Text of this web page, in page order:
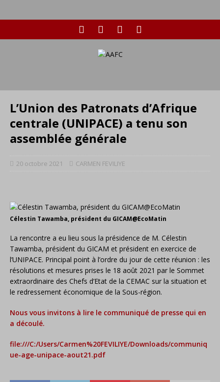
L’Union des Patronats d’Afrique
centrale (UNIPACE) a tenu son
assemblée générale
20 octobre 2021 CARMEN FEVILIYE
Célestin Tawamba, président du GICAM@EcoMatin
La rencontre a eu lieu sous la présidence de M. Célestin
Tawamba, président du GICAM et président en exercice de
l’UNIPACE. Principal point à l’ordre du jour de cette réunion : les
résolutions et mesures prises le 18 août 2021 par le Sommet
extraordinaire des Chefs d’Etat de la CEMAC sur la situation et
le redressement économique de la Sous-région.
Nous vous invitons à lire le communiqué de presse qui en
a découlé.
file:///C:/Users/Carmen%20FEVILIYE/Downloads/communiq
ue-age-unipace-aout21.pdf